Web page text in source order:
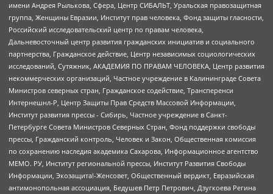
имени Андрея Рылькова, Сфера, Центр СИБАЛЬТ, Уральская правозащитная
группа, Женщины Евразии, Институт прав человека, Фонд защиты гласности,
Российский исследовательский центр по правам человека,
Дальневосточный центр развития гражданских инициатив и социального
партнерства, Гражданское действие, Центр независимых социологических
исследований, Сутяжник, АКАДЕМИЯ ПО ПРАВАМ ЧЕЛОВЕКА, Центр развития
некоммерческих организаций, Частное учреждение в Калининграде Совета
Министров северных стран, Гражданское содействие, Трансперенси
Интернешнл-Р, Центр Защиты Прав Средств Массовой Информации,
Институт развития прессы - Сибирь, Частное учреждение в Санкт-
Петербурге Совета Министров Северных Стран, Фонд поддержки свободы
прессы, Гражданский контроль, Человек и Закон, Общественная комиссия
по сохранению наследия академика Сахарова, Информационное агентство
МЕМО. РУ, Институт региональной прессы, Институт Развития Свободы
Информации, Экозащита!-Женсовет, Общественный вердикт, Евразийская
антимонопольная ассоциация, Бедушев Петр Петрович, Дзугкоева Регина